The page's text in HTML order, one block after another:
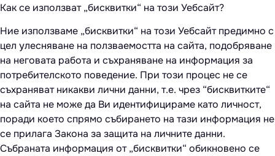
Как се използват „бисквитки“ на този Уебсайт?
Ние използваме „бисквитки“ на този Уебсайт предимно с
цел улесняване на ползваемостта на сайта, подобряване
на неговата работа и съхраняване на информация за
потребителското поведение. При този процес не се
съхраняват никакви лични данни, т.е. чрез “бисквитките“
на сайта не може да Ви идентифицираме като личност,
поради което спрямо събирането на тази информация не
се прилага Закона за защита на личните данни.
Събраната информация от „бисквитки“ обикновено се